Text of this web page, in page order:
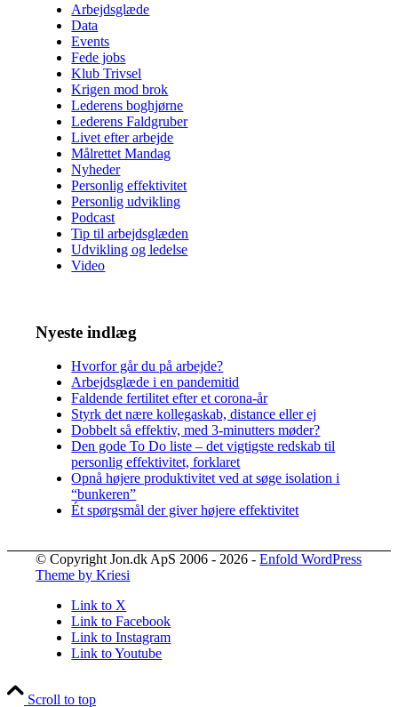
Arbejdsglæde
Data
Events
Fede jobs
Klub Trivsel
Krigen mod brok
Lederens boghjørne
Lederens Faldgruber
Livet efter arbejde
Målrettet Mandag
Nyheder
Personlig effektivitet
Personlig udvikling
Podcast
Tip til arbejdsglæden
Udvikling og ledelse
Video
Nyeste indlæg
Hvorfor går du på arbejde?
Arbejdsglæde i en pandemitid
Faldende fertilitet efter et corona-år
Styrk det nære kollegaskab, distance eller ej
Dobbelt så effektiv, med 3-minutters møder?
Den gode To Do liste – det vigtigste redskab til
personlig effektivitet, forklaret
Opnå højere produktivitet ved at søge isolation i
“bunkeren”
Ét spørgsmål der giver højere effektivitet
© Copyright Jon.dk ApS 2006 - 2026 -Enfold WordPress
Theme by Kriesi
Link to X
Link to Facebook
Link to Instagram
Link to Youtube
Scroll to top